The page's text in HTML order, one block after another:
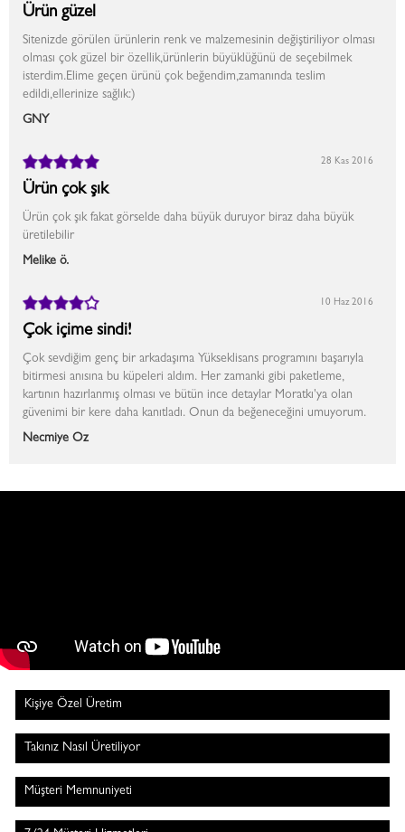
Ürün güzel
Sitenizde görülen ürünlerin renk ve malzemesinin değiştiriliyor olması
olması çok güzel bir özellik,ürünlerin büyüklüğünü de seçebilmek
isterdim.Elime geçen ürünü çok beğendim,zamanında teslim
edildi,ellerinize sağlık:)
GNY
Ürün çok şık
Ürün çok şık fakat görselde daha büyük duruyor biraz daha büyük
üretilebilir
Melike ö.
28 Kas 2016
Çok içime sindi!
Çok sevdiğim genç bir arkadaşıma Yükseklisans programını başarıyla
bitirmesi anısına bu küpeleri aldım. Her zamanki gibi paketleme,
kartının hazırlanmış olması ve bütün ince detaylar Moratkı'ya olan
güvenimi bir kere daha kanıtladı. Onun da beğeneceğini umuyorum.
Necmiye Öz
10 Haz 2016
Kişiye Özel Üretim
Takınız Nasıl Üretiliyor
Müşteri Memnuniyeti